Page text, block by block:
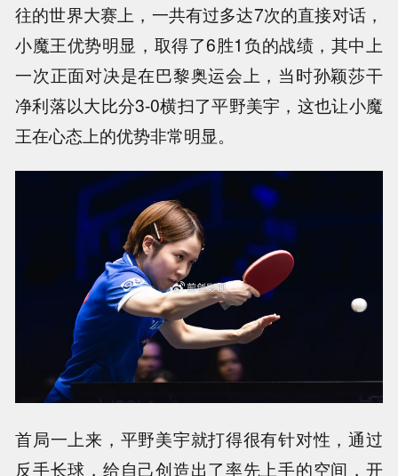
往的世界大赛上，一共有过多达7次的直接对话，
小魔王优势明显，取得了6胜1负的战绩，其中上
一次正面对决是在巴黎奥运会上，当时孙颖莎干
净利落以大比分3-0横扫了平野美宇，这也让小魔
王在心态上的优势非常明显。
首局一上来，平野美宇就打得很有针对性，通过
反手长球，给自己创造出了率先上手的空间，开